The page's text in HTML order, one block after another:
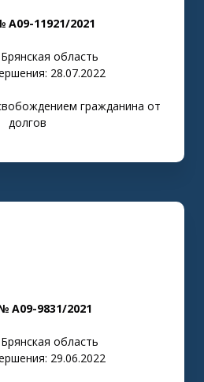
11921/2021
область
28.07.2022
гражданина от
долгов
А09-9831/2021
область
29.06.2022